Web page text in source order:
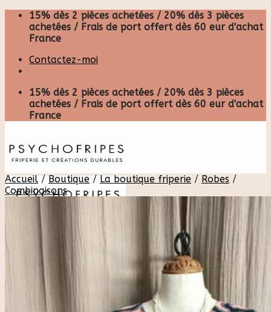
Skip
content
15% dès 2 pièces achetées / 20% dès 3 pièces
achetées / Frais de port offert dès 60 eur d'achat
France
Contactez-moi
15% dès 2 pièces achetées / 20% dès 3 pièces
achetées / Frais de port offert dès 60 eur d'achat
France
Recherche
pour :
Accueil
Rose & Marie
Boutique friperie
Accueil / Boutique / La boutique friperie / Robes /
Combinaisons